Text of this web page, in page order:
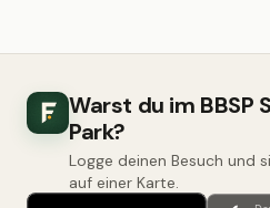
Warst du im BBSP
Park?
Logge deinen Besuch und
auf einer Karte.